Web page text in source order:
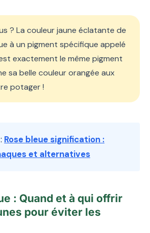
? La couleur jaune éclatante de
à un pigment spécifique appelé
exactement le même pigment
sa belle couleur orangée aux
potager !
Rose bleue signification :
et alternatives
: Quand et à qui offrir
pour éviter les